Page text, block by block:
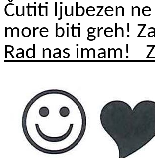
Čutiti ljubezen
more biti greh!
Rad nas imam!